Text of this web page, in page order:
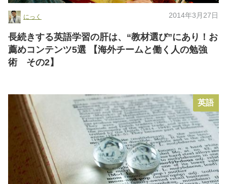
にっく 2014年3月27日
長続きする英語学習の肝は、“教材選び”にあり！お
薦めコンテンツ5選 【海外チームと働く人の勉強
術 その2】
英語